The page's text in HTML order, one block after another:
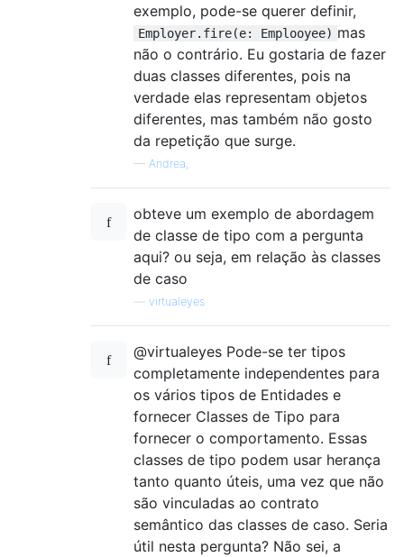
exemplo, pode-se querer definir,
Employer.fire(e: Emplooyee) mas
não o contrário. Eu gostaria de fazer
duas classes diferentes, pois na
verdade elas representam objetos
diferentes, mas também não gosto
da repetição que surge.
— Andrea,
obteve um exemplo de abordagem
de classe de tipo com a pergunta
aqui? ou seja, em relação às classes
de caso
virtualeyes
@virtualeyes Pode-se ter tipos
completamente independentes para
os vários tipos de Entidades e
fornecer Classes de Tipo para
fornecer o comportamento. Essas
classes de tipo podem usar herança
tanto quanto úteis, uma vez que não
são vinculadas ao contrato
semântico das classes de caso. Seria
útil nesta pergunta? Não sei, a